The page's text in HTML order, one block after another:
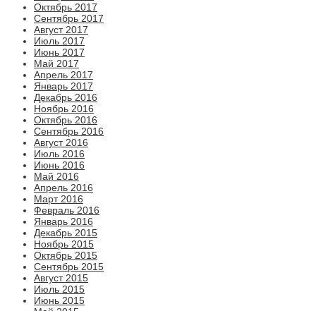
Октябрь 2017
Сентябрь 2017
Август 2017
Июль 2017
Июнь 2017
Май 2017
Апрель 2017
Январь 2017
Декабрь 2016
Ноябрь 2016
Октябрь 2016
Сентябрь 2016
Август 2016
Июль 2016
Июнь 2016
Май 2016
Апрель 2016
Март 2016
Февраль 2016
Январь 2016
Декабрь 2015
Ноябрь 2015
Октябрь 2015
Сентябрь 2015
Август 2015
Июль 2015
Июнь 2015